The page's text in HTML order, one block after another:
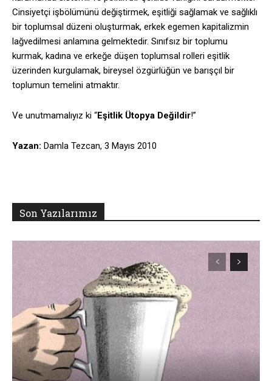
Cinsiyetçi işbölümünü değiştirmek, eşitliği sağlamak ve sağlıklı
bir toplumsal düzeni oluşturmak, erkek egemen kapitalizmin
lağvedilmesi anlamına gelmektedir. Sınıfsız bir toplumu
kurmak, kadına ve erkeğe düşen toplumsal rolleri eşitlik
üzerinden kurgulamak, bireysel özgürlüğün ve barışçıl bir
toplumun temelini atmaktır.
Ve unutmamalıyız ki “Eşitlik Ütopya Değildir!”
Yazan: Damla Tezcan, 3 Mayıs 2010
Son Yazılarımız